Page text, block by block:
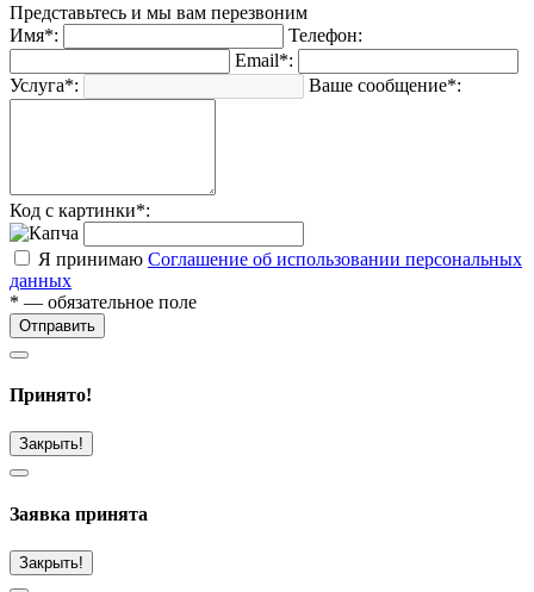
Представьтесь и мы вам перезвоним
Имя*:
Телефон:
Email*:
Услуга*:
Ваше сообщение*:
Код с картинки*:
Я принимаю Соглашение об использовании персональных
данных
* — обязательное поле
Отправить
Принято!
Закрыть!
Заявка принята
Закрыть!